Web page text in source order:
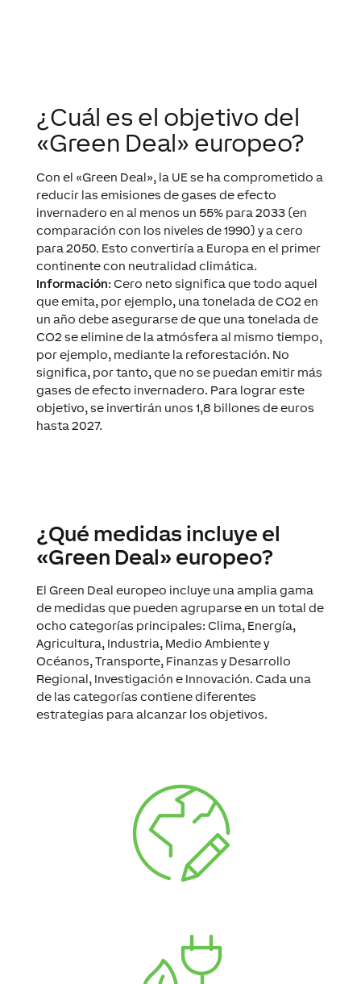
¿Cuál es el objetivo del
«Green Deal» europeo?
Con el «Green Deal», la UE se ha comprometido a
reducir las emisiones de gases de efecto
invernadero en al menos un 55% para 2033 (en
comparación con los niveles de 1990) y a cero
para 2050. Esto convertiría a Europa en el primer
continente con neutralidad climática.
Información: Cero neto significa que todo aquel
que emita, por ejemplo, una tonelada de CO2 en
un año debe asegurarse de que una tonelada de
CO2 se elimine de la atmósfera al mismo tiempo,
por ejemplo, mediante la reforestación. No
significa, por tanto, que no se puedan emitir más
gases de efecto invernadero. Para lograr este
objetivo, se invertirán unos 1,8 billones de euros
hasta 2027.
¿Qué medidas incluye el
«Green Deal» europeo?
El Green Deal europeo incluye una amplia gama
de medidas que pueden agruparse en un total de
ocho categorías principales: Clima, Energía,
Agricultura, Industria, Medio Ambiente y
Océanos, Transporte, Finanzas y Desarrollo
Regional, Investigación e Innovación. Cada una
de las categorías contiene diferentes
estrategias para alcanzar los objetivos.